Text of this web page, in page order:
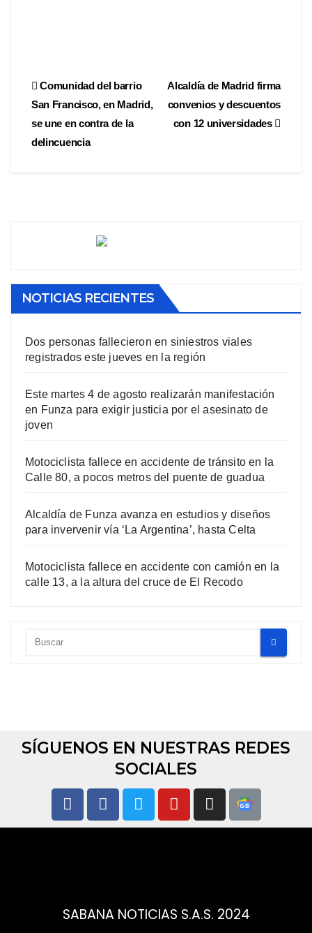
Alcaldía de Madrid firma
convenios y descuentos
con 12 universidades
Comunidad del barrio
San Francisco, en Madrid,
se une en contra de la
delincuencia
NOTICIAS RECIENTES
Dos personas fallecieron en siniestros viales
registrados este jueves en la región
Este martes 4 de agosto realizarán manifestación
en Funza para exigir justicia por el asesinato de
joven
Motociclista fallece en accidente de tránsito en la
Calle 80, a pocos metros del puente de guadua
Alcaldía de Funza avanza en estudios y diseños
para invervenir vía ‘La Argentina’, hasta Celta
Motociclista fallece en accidente con camión en la
calle 13, a la altura del cruce de El Recodo
SÍGUENOS EN NUESTRAS REDES
SOCIALES
SABANA NOTICIAS S.A.S. 2024